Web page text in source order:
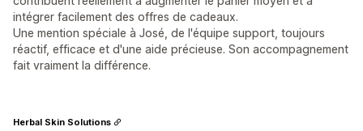
intégrer facilement des offres de cadeaux.
Une mention spéciale à José, de l'équipe support, toujours
réactif, efficace et d'une aide précieuse. Son accompagnement
fait vraiment la différence.
Herbal Skin Solutions